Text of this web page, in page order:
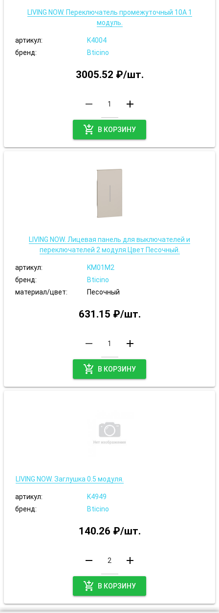
LIVING NOW. Переключатель промежуточный 10А 1
модуль.
артикул:
K4004
бренд:
Bticino
3005.52 ₽/шт.
remove add
add_shopping_cart В КОРЗИНУ
LIVING NOW. Лицевая панель для выключателей и
переключателей 2 модуля.Цвет Песочный.
артикул:
KM01M2
бренд:
Bticino
материал/цвет:
Песочный
631.15 ₽/шт.
remove add
add_shopping_cart В КОРЗИНУ
LIVING NOW. Заглушка 0.5 модуля.
артикул:
K4949
бренд:
Bticino
140.26 ₽/шт.
remove add
add_shopping_cart В КОРЗИНУ